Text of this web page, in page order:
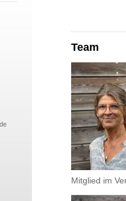
Team
Mitglied im